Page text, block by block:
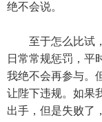
绝不会说。
至于怎么比试，
日常常规惩罚，平
我绝不会再参与。
让陛下违规。如果
出手，但是失败了